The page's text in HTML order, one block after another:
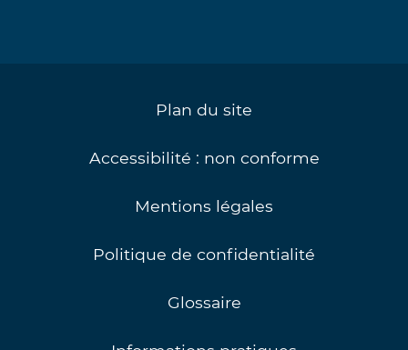
Plan du site
Accessibilité : non conforme
Mentions légales
Politique de confidentialité
Glossaire